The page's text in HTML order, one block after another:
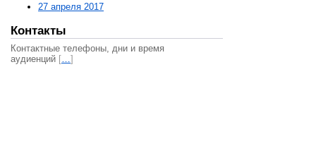
27 апреля 2017
Контакты
Контактные телефоны, дни и время
аудиенций […]